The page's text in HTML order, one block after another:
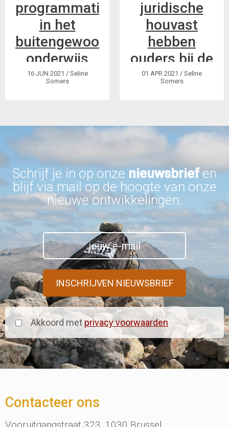
betrekking tot
buitengewoon
onderwijs?
programmatiestop
in het
buitengewoon
onderwijs
16 JUN 2021 / Seline
Somers
juridische
houvast
hebben
ouders bij de
inschrijving?
01 APR 2021 / Seline
Somers
Schrijf je in op onze nieuwsbriefen
blijf via mail op de hoogte van onze
nieuwe ontwikkelingen.
Akkoord met privacy voorwaarden
Contacteer ons